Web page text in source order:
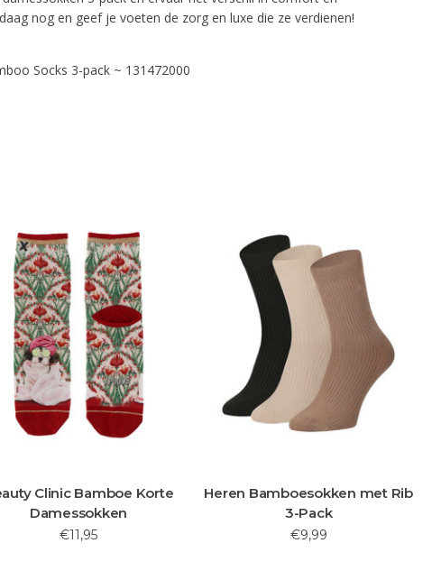
nog en geef je voeten de zorg en luxe die ze verdienen!
Socks 3-pack ~ 131472000
Clinic Bamboe Korte
Damessokken
€11,95
Heren Bamboesokken met Rib
3-Pack
€9,99